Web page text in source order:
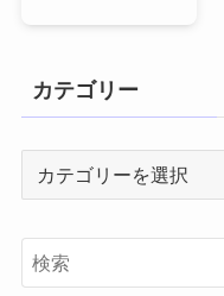
カテゴリー
リ
ー